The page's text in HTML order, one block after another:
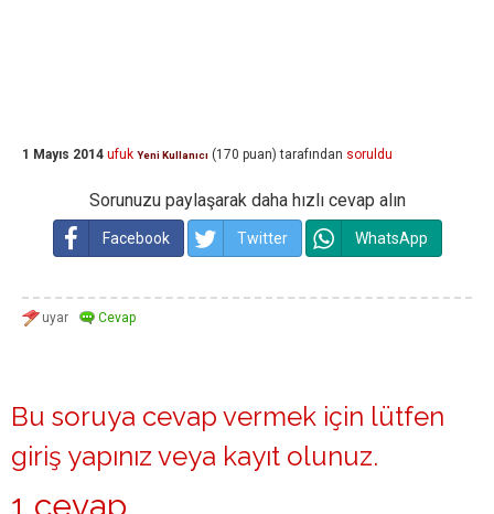
1 Mayıs 2014 ufuk Yeni Kullanıcı (170 puan) tarafından soruldu
Sorunuzu paylaşarak daha hızlı cevap alın
Facebook Twitter WhatsApp
Bu soruya cevap vermek için lütfen
giriş yapınız veya kayıt olunuz.
1 cevap